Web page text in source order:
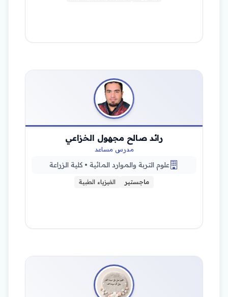
رائد صالح مجهول الخزاعي
مدرس مساعد
علوم التربة والموارد المائية • كلية الزراعة
ماجستير الفيزياء الطبية